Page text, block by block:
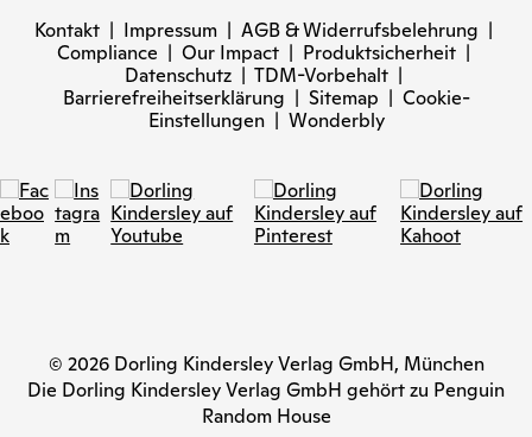
Kontakt | Impressum | AGB & Widerrufsbelehrung |
Compliance | Our Impact | Produktsicherheit |
Datenschutz | TDM-Vorbehalt |
Barrierefreiheitserklärung | Sitemap | Cookie-
Einstellungen| Wonderbly
© 2026 Dorling Kindersley Verlag GmbH, München
Die Dorling Kindersley Verlag GmbH gehört zu Penguin
Random House